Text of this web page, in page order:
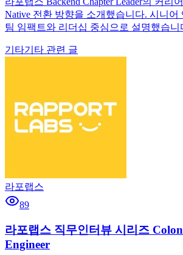
Native 전환 방향을 소개했습니다. 시니어
팀 임팩트와 리더십 중심으로 설명했습니
기타기타 관련 글
라포랩스
89
라포랩스 직무인터뷰 시리즈
Engineer